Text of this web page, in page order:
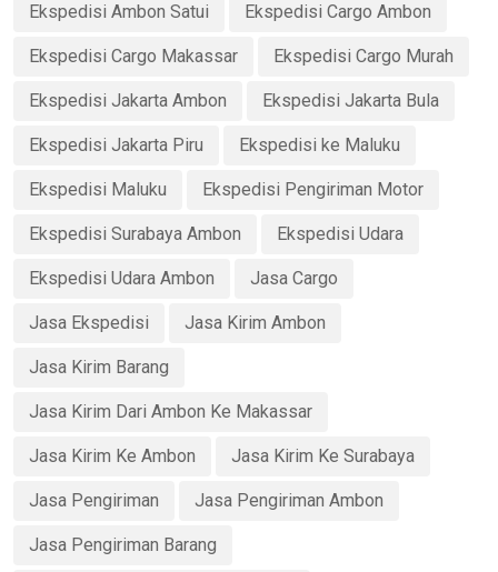
Ekspedisi Ambon Satui Ekspedisi Cargo Ambon
Ekspedisi Cargo Makassar Ekspedisi Cargo Murah
Ekspedisi Jakarta Ambon Ekspedisi Jakarta Bula
Ekspedisi Jakarta Piru Ekspedisi ke Maluku
Ekspedisi Maluku Ekspedisi Pengiriman Motor
Ekspedisi Surabaya Ambon Ekspedisi Udara
Ekspedisi Udara Ambon Jasa Cargo
Jasa Ekspedisi Jasa Kirim Ambon
Jasa Kirim Barang
Jasa Kirim Dari Ambon Ke Makassar
Jasa Kirim Ke Ambon Jasa Kirim Ke Surabaya
Jasa Pengiriman Jasa Pengiriman Ambon
Jasa Pengiriman Barang